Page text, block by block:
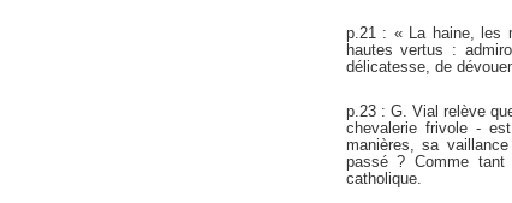
p.21 : « La haine, les
hautes vertus :
délicatesse, de
p.23 : G. Vial relève
chevalerie frivole -
manières, sa
passé ? Comme tant
catholique.